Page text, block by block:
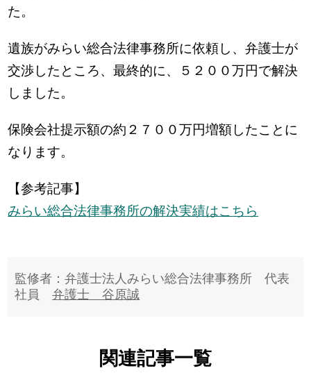
た。
遺族がみらい総合法律事務所に依頼し、弁護士が
交渉したところ、最終的に、５２００万円で解決
しました。
保険会社提示額の約２７００万円増額したことに
なります。
【参考記事】
みらい総合法律事務所の解決実績はこちら
監修者：弁護士法人みらい総合法律事務所 代表
社員弁護士 谷原誠
関連記事一覧